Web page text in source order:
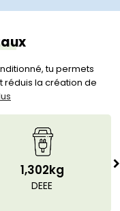
tu permets
réduis la création de
1,302kg
DEEE